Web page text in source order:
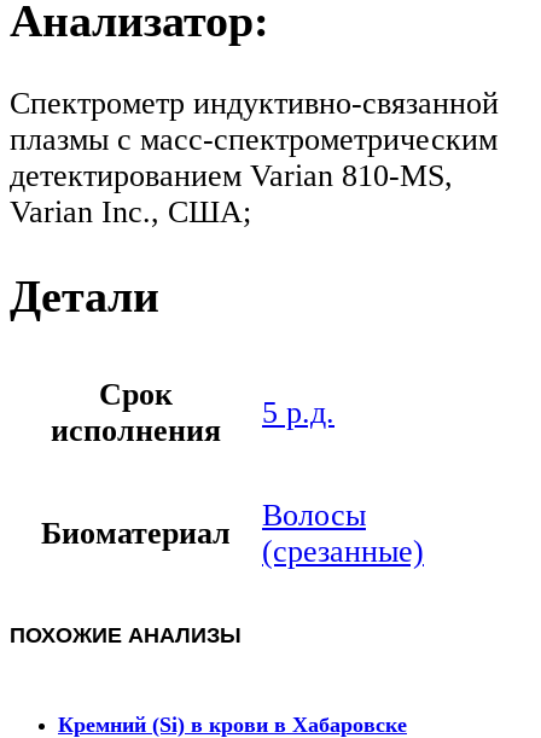
Анализатор:
Спектрометр индуктивно-связанной
плазмы с масс-спектрометрическим
детектированием Varian 810-MS,
Varian Inc., США;
Детали
Срок
исполнения
5 р.д.
Биоматериал
Волосы
(срезанные)
ПОХОЖИЕ АНАЛИЗЫ
Кремний (Si) в крови в Хабаровске